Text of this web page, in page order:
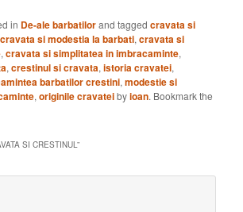
in De-ale barbatilorand taggedcravata si
cravata si modestia la barbati,cravata si
,cravata si simplitatea in imbracaminte,
,crestinul si cravata,istoria cravatei,
barbatilor crestini,modestie si
,originile cravateibyioan. Bookmark the
SI CRESTINUL”